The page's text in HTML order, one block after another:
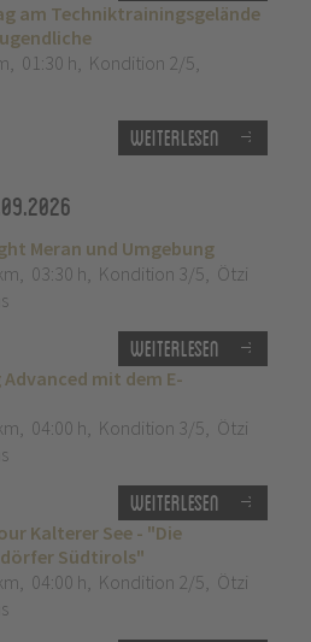
am Techniktrainingsgelände
, 01:30 h, Kondition 2/5,
Weiterlesen
Meran und Umgebung
, 03:30 h, Kondition 3/5, Ötzi
Weiterlesen
mit dem E-
, 04:00 h, Kondition 3/5, Ötzi
Weiterlesen
Kalterer See - "Die
Südtirols"
, 04:00 h, Kondition 2/5, Ötzi